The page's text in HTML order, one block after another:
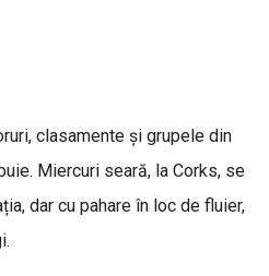
clasamente și grupele din
Miercuri seară, la Corks, se
dar cu pahare în loc de fluier,